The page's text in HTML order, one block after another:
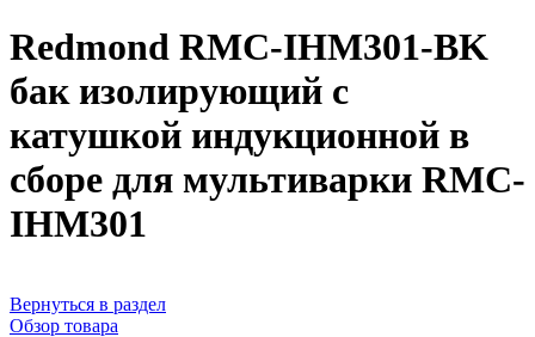
Redmond RMC-IHM301-BK
бак изолирующий с
катушкой индукционной в
сборе для мультиварки RMC-
IHМ301
Вернуться в раздел
Обзор товара